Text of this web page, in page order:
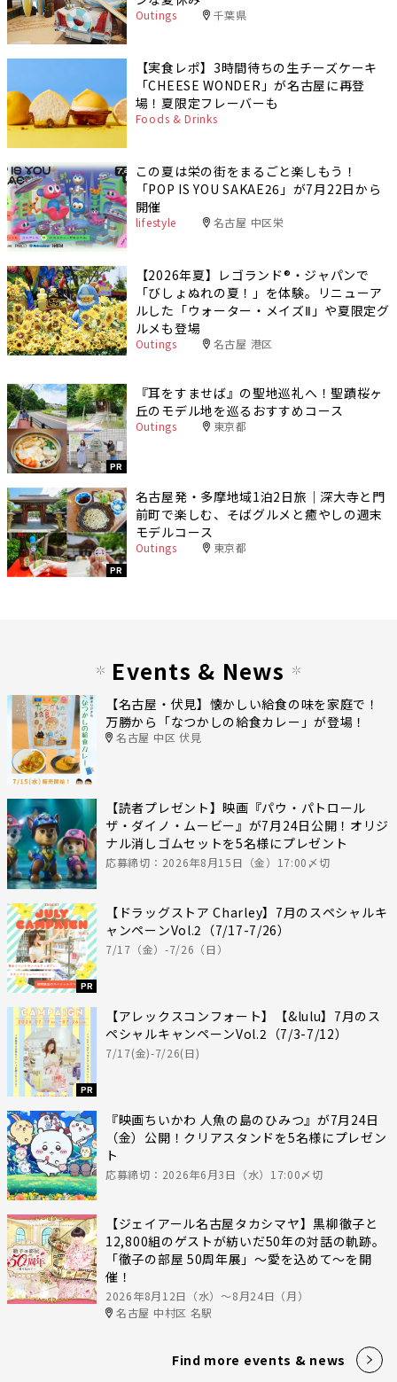
Outings 千葉県
【実食レポ】3時間待ちの生チーズケーキ
「CHEESE WONDER」が名古屋に再登
場！夏限定フレーバーも
Foods & Drinks
この夏は栄の街をまるごと楽しもう！
「POP IS YOU SAKAE26」が7月22日から
開催
lifestyle 名古屋 中区栄
【2026年夏】レゴランド®・ジャパンで
「びしょぬれの夏！」を体験。リニューア
ルした「ウォーター・メイズⅡ」や夏限定グ
ルメも登場
Outings 名古屋 港区
PR
『耳をすませば』の聖地巡礼へ！聖蹟桜ヶ
丘のモデル地を巡るおすすめコース
Outings 東京都
PR
名古屋発・多摩地域1泊2日旅｜深大寺と門
前町で楽しむ、そばグルメと癒やしの週末
モデルコース
Outings 東京都
Events & News
【名古屋・伏見】懐かしい給食の味を家庭で！
万勝から「なつかしの給食カレー」が登場！
名古屋 中区 伏見
【読者プレゼント】映画『パウ・パトロール
ザ・ダイノ・ムービー』が7月24日公開！オリジ
ナル消しゴムセットを5名様にプレゼント
応募締切：2026年8月15日（金）17:00〆切
PR
【ドラッグストア Charley】7月のスペシャルキ
ャンペーンVol.2（7/17-7/26）
7/17（金）-7/26（日）
PR
【アレックスコンフォート】【&lulu】7月のス
ペシャルキャンペーンVol.2（7/3-7/12）
7/17(金)-7/26(日)
『映画ちいかわ 人魚の島のひみつ』が7月24日
（金）公開！クリアスタンドを5名様にプレゼン
ト
応募締切：2026年6月3日（水）17:00〆切
【ジェイアール名古屋タカシマヤ】黒柳徹子と
12,800組のゲストが紡いだ50年の対話の軌跡。
「徹子の部屋 50周年展」～愛を込めて～を開
催！
2026年8月12日（水）〜8月24日（月）
名古屋 中村区 名駅
Find more events & news